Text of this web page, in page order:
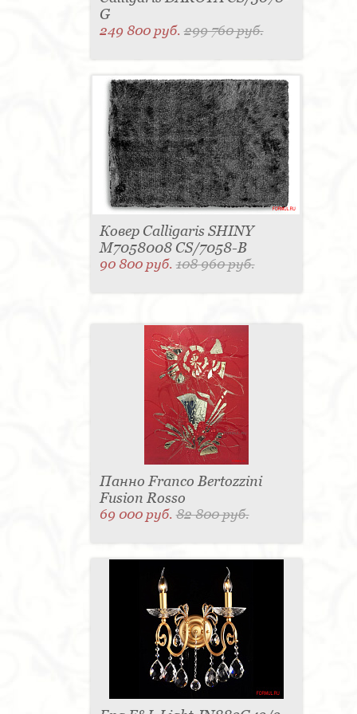
G
249 800 руб.299 760 руб.
Ковер Calligaris SHINY
M7058008 CS/7058-B
90 800 руб.108 960 руб.
Панно Franco Bertozzini
Fusion Rosso
69 000 руб.82 800 руб.